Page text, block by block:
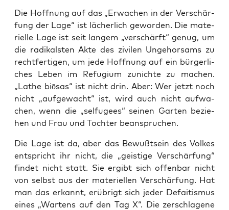
Die Hoff­nung auf das „Erwa­chen in der Ver­schär­
fung der Lage“ ist lächer­lich gewor­den. Die mate­
ri­el­le Lage ist seit lan­gem „ver­schärft“ genug, um
die radi­kals­ten Akte des zivi­len Unge­hor­sams zu
recht­fer­ti­gen, um jede Hoff­nung auf ein bür­ger­li­
ches Leben im Refu­gi­um zunich­te zu machen.
„Lathe biō­sas“ ist nicht drin. Aber: Wer jetzt noch
nicht „auf­ge­wacht“ ist, wird auch nicht auf­wa­
chen, wenn die „sel­fu­gees“ sei­nen Gar­ten bezie­
hen und Frau und Toch­ter beanspruchen.
Die Lage ist da, aber das Bewußt­sein des Vol­kes
ent­spricht ihr nicht, die „geis­ti­ge Ver­schär­fung“
fin­det nicht statt. Sie ergibt sich offen­bar nicht
von selbst aus der mate­ri­el­len Ver­schär­fung. Hat
man das erkannt, erüb­rigt sich jeder Defai­tis­mus
eines „War­tens auf den Tag X“. Die zer­schla­ge­ne